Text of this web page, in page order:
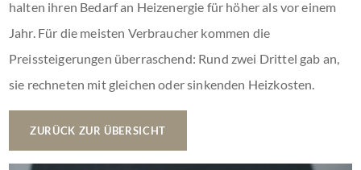
halten ihren Bedarf an Heizenergie für höher als vor einem
Jahr. Für die meisten Verbraucher kommen die
Preissteigerungen überraschend: Rund zwei Drittel gab an,
sie rechneten mit gleichen oder sinkenden Heizkosten.
ZURÜCK ZUR ÜBERSICHT